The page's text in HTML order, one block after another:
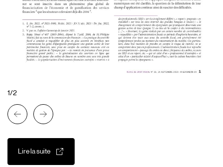
1/2
Lire la suite